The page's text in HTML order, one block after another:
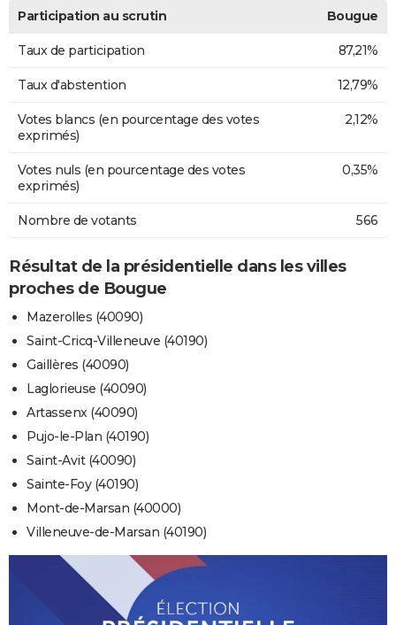
Participation au scrutin Bougue
Taux de participation 87,21%
Taux d'abstention 12,79%
Votes blancs (en pourcentage des votes
exprimés)
2,12%
Votes nuls (en pourcentage des votes
exprimés)
0,35%
Nombre de votants 566
Résultat de la présidentielle dans les villes
proches de Bougue
Mazerolles (40090)
Saint-Cricq-Villeneuve (40190)
Gaillères (40090)
Laglorieuse (40090)
Artassenx (40090)
Pujo-le-Plan (40190)
Saint-Avit (40090)
Sainte-Foy (40190)
Mont-de-Marsan (40000)
Villeneuve-de-Marsan (40190)